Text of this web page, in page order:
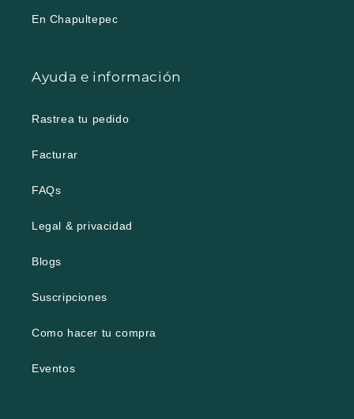
En Chapultepec
Ayuda e información
Rastrea tu pedido
Facturar
FAQs
Legal & privacidad
Blogs
Suscripciones
Como hacer tu compra
Eventos